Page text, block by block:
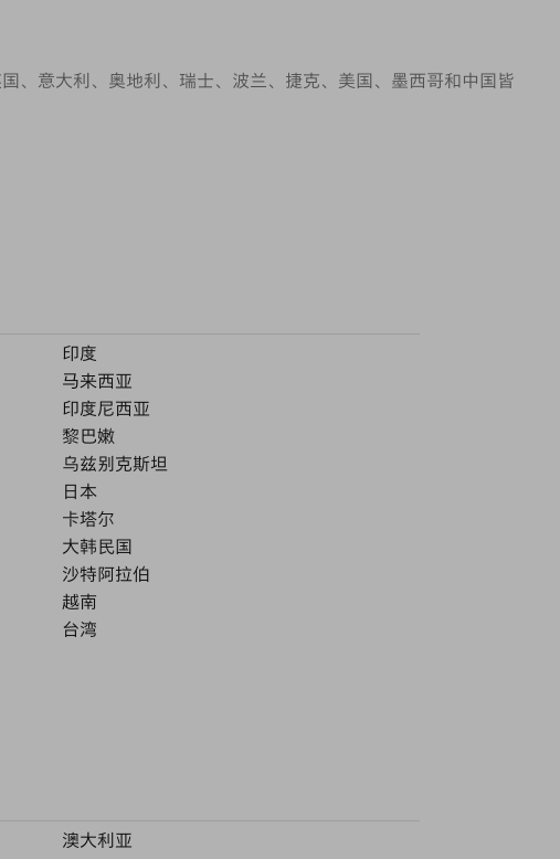
、意大利、奥地利、瑞士、波兰、捷克、美国、墨西哥和中国皆
印度
马来西亚
印度尼西亚
黎巴嫩
乌兹别克斯坦
日本
卡塔尔
大韩民国
沙特阿拉伯
越南
台湾
澳大利亚